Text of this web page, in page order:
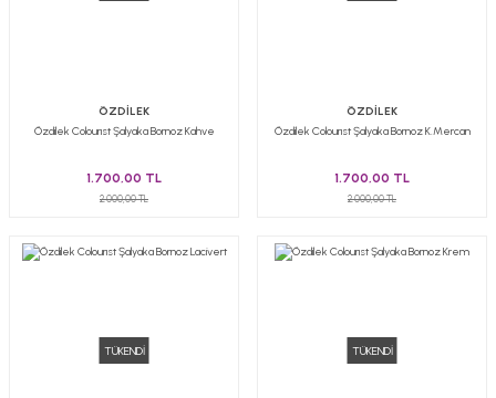
ÖZDİLEK
Özdilek Colourıst Şalyaka Bornoz Kahve
1.700,00 TL
2.000,00 TL
ÖZDİLEK
Özdilek Colourıst Şalyaka Bornoz K.Mercan
1.700,00 TL
2.000,00 TL
TÜKENDİ TÜKENDİ